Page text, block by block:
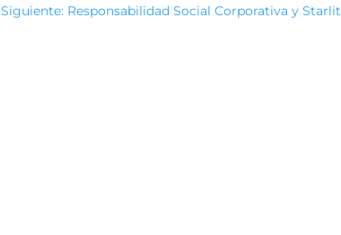
Siguiente: Responsabilidad Social Corporativa y